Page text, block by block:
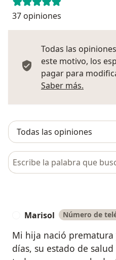
37 opiniones
Todas las
este motivo, los
pagar para
Saber más.
Busca en opiniones
Marisol Número de
Mi hija nació prematura
días, su estado de